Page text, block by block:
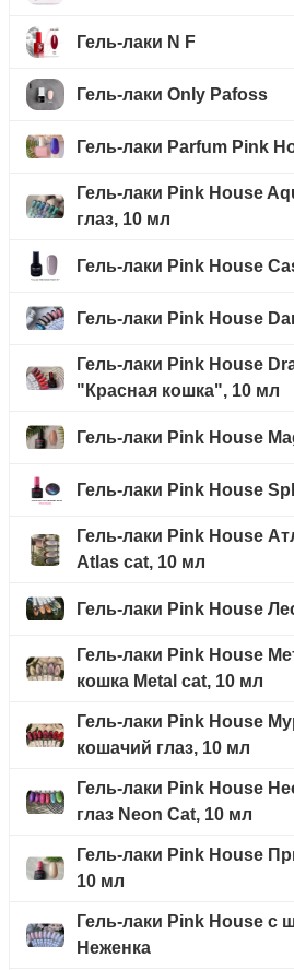
Гель-лаки N F
Гель-лаки Only Pafoss
Гель-лаки Parfum Pink
Гель-лаки Pink House
глаз, 10 мл
Гель-лаки Pink House
Гель-лаки Pink House
Гель-лаки Pink House
"Красная кошка", 10 мл
Гель-лаки Pink House
Гель-лаки Pink House
Гель-лаки Pink House
Atlas cat, 10 мл
Гель-лаки Pink House
Гель-лаки Pink House
кошка Metal cat, 10 мл
Гель-лаки Pink House
кошачий глаз, 10 мл
Гель-лаки Pink House
глаз Neon Cat, 10 мл
Гель-лаки Pink House
10 мл
Гель-лаки Pink House с
Неженка